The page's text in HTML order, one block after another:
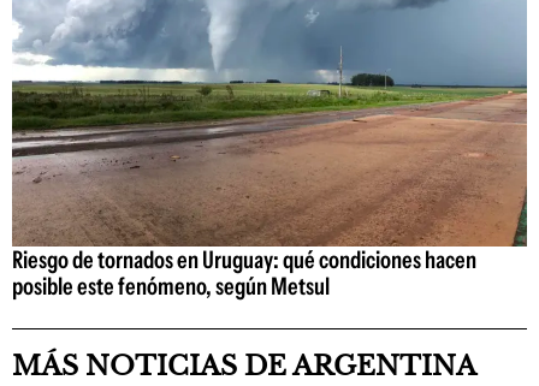
Riesgo de tornados en Uruguay: qué condiciones hacen
posible este fenómeno, según Metsul
MÁS NOTICIAS DE ARGENTINA